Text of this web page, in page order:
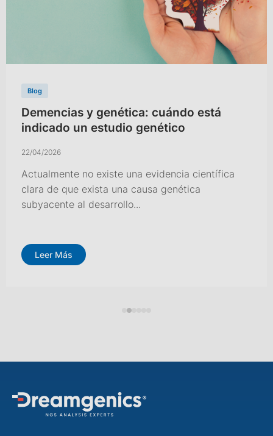
Blog
Demencias y genética: cuándo está
indicado un estudio genético
22/04/2026
Actualmente no existe una evidencia científica
clara de que exista una causa genética
subyacente al desarrollo...
Leer Más